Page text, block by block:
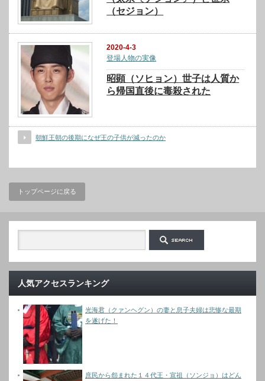
（セジョン）
2020-4-3
登場人物の実像
昭顕（ソヒョン）世子は人質か
ら帰国直後に毒殺された
朝鮮王朝の後期になぜ王の子供が減ったのか
トップページに戻る
人気アクセスランキング
光海君（クァンヘグン）の妻と息子夫婦は悲惨な最期
を遂げた！
庶民から怨まれた１４代王・宣祖（ソンジョ）はどん